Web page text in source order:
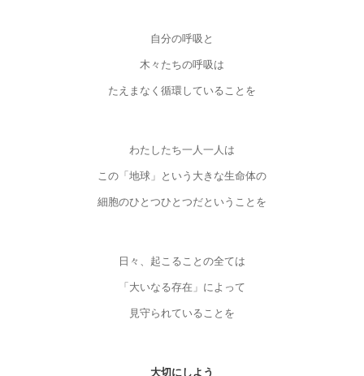
自分の呼吸と
木々たちの呼吸は
たえまなく循環していることを
わたしたち一人一人は
この「地球」という大きな生命体の
細胞のひとつひとつだということを
日々、起こることの全ては
「大いなる存在」によって
見守られていることを
大切にしよう